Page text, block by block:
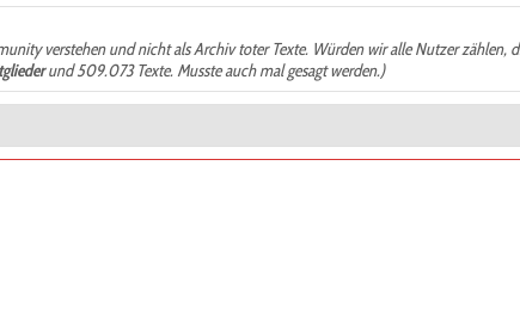
verstehen und nicht als Archiv toter Texte. Würden wir alle Nutzer zählen,
und 509.073 Texte. Musste auch mal gesagt werden.)